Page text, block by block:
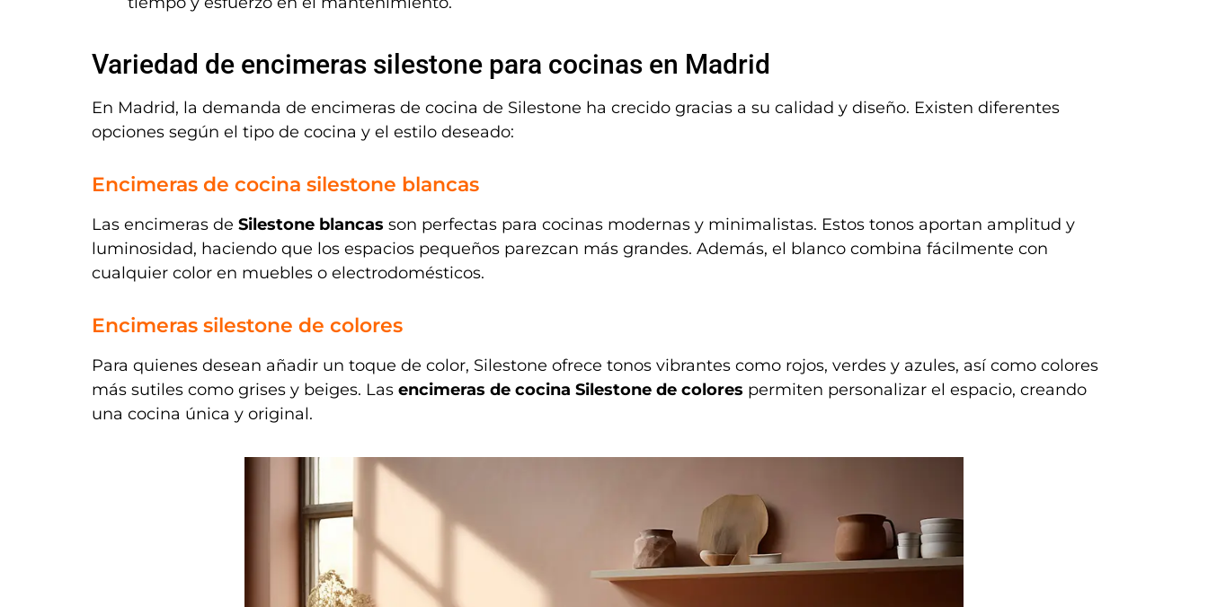
Variedad de encimeras silestone para cocinas en Madrid
En Madrid, la demanda de encimeras de cocina de Silestone ha crecido gracias a su calidad y diseño. Existen diferentes
opciones según el tipo de cocina y el estilo deseado:
Encimeras de cocina silestone blancas
Las encimeras de Silestone blancas son perfectas para cocinas modernas y minimalistas. Estos tonos aportan amplitud y
luminosidad, haciendo que los espacios pequeños parezcan más grandes. Además, el blanco combina fácilmente con
cualquier color en muebles o electrodomésticos.
Encimeras silestone de colores
Para quienes desean añadir un toque de color, Silestone ofrece tonos vibrantes como rojos, verdes y azules, así como colores
más sutiles como grises y beiges. Las encimeras de cocina Silestone de colores permiten personalizar el espacio, creando
una cocina única y original.